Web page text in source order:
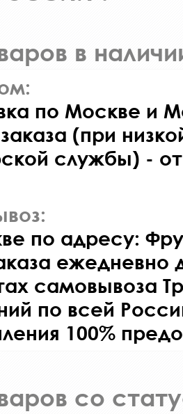
в
по Москве и
(при
службы) -
по адресу:
ежедневно
самовывоза
по всей
100%
со